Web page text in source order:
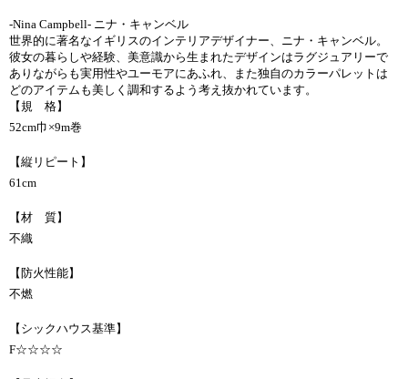
-Nina Campbell- ニナ・キャンベル
世界的に著名なイギリスのインテリアデザイナー、ニナ・キャンベル。
彼女の暮らしや経験、美意識から生まれたデザインはラグジュアリーで
ありながらも実用性やユーモアにあふれ、また独自のカラーパレットは
どのアイテムも美しく調和するよう考え抜かれています。
【規 格】
52cm巾×9m巻
【縦リピート】
61cm
【材 質】
不織
【防火性能】
不燃
【シックハウス基準】
F☆☆☆☆